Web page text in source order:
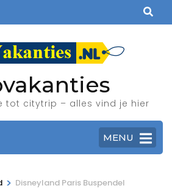
tot citytrip – alles vind je hier
MENU
> Disneyland Paris Buspendel